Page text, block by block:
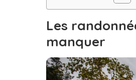
Les
manquer